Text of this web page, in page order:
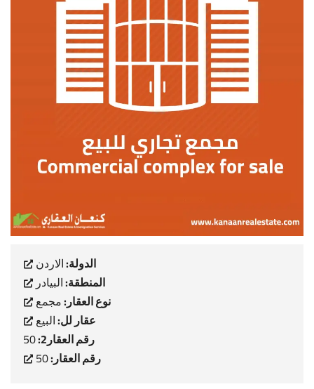
الدولة:الاردن
المنطقة:البيادر
نوع العقار:مجمع
عقار لل:البيع
رقم العقار2: 50
رقم العقار:50